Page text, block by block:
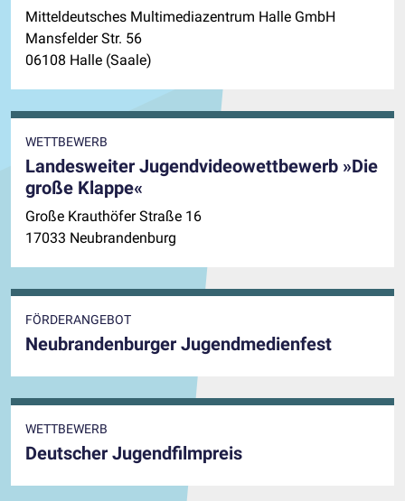
Mitteldeutsches Multimediazentrum Halle GmbH
Mansfelder Str. 56
06108 Halle (Saale)
WETTBEWERB
Landesweiter Jugendvideowettbewerb »Die
große Klappe«
Große Krauthöfer Straße 16
17033 Neubrandenburg
FÖRDERANGEBOT
Neubrandenburger Jugendmedienfest
WETTBEWERB
Deutscher Jugendfilmpreis